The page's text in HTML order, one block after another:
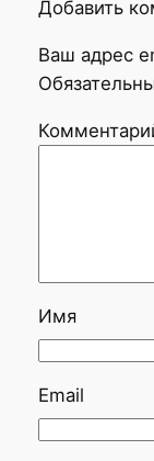
Добавить
Ваш адрес
Имя
Email